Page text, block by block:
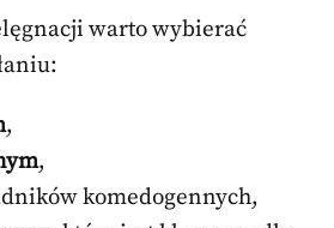
warto wybierać
,
,
komedogennych,